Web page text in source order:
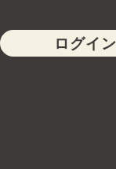
ログイン